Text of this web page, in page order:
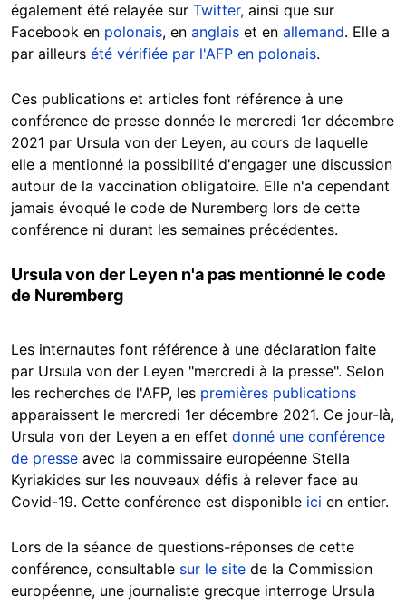
également été relayée sur Twitter, ainsi que sur
Facebook en polonais, en anglais et en allemand. Elle a
par ailleurs été vérifiée par l'AFP en polonais.
Ces publications et articles font référence à une
conférence de presse donnée le mercredi 1er décembre
2021 par Ursula von der Leyen, au cours de laquelle
elle a mentionné la possibilité d'engager une discussion
autour de la vaccination obligatoire. Elle n'a cependant
jamais évoqué le code de Nuremberg lors de cette
conférence ni durant les semaines précédentes.
Ursula von der Leyen n'a pas mentionné le code
de Nuremberg
Les internautes font référence à une déclaration faite
par Ursula von der Leyen "mercredi à la presse". Selon
les recherches de l'AFP, les premières publications
apparaissent le mercredi 1er décembre 2021. Ce jour-là,
Ursula von der Leyen a en effet donné une conférence
de presse avec la commissaire européenne Stella
Kyriakides sur les nouveaux défis à relever face au
Covid-19. Cette conférence est disponible ici en entier.
Lors de la séance de questions-réponses de cette
conférence, consultable sur le site de la Commission
européenne, une journaliste grecque interroge Ursula